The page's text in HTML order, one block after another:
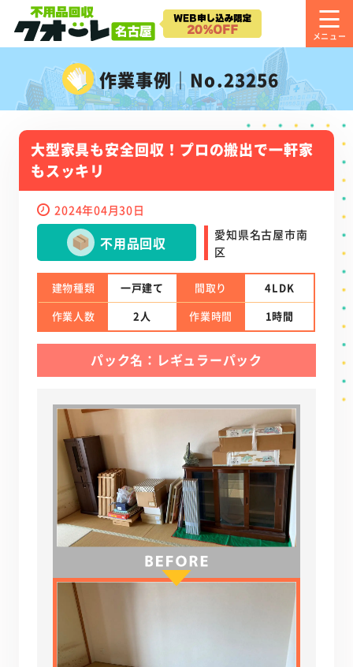
作業事例｜No.23256
大型家具も安全回収！プロの搬出で一軒家
もスッキリ
2024年04月30日
不用品回収
愛知県名古屋市南
区
建物種類 一戸建て 間取り
4LDK
作業人数
2人 作業時間 1時間
パック名：レギュラーパック